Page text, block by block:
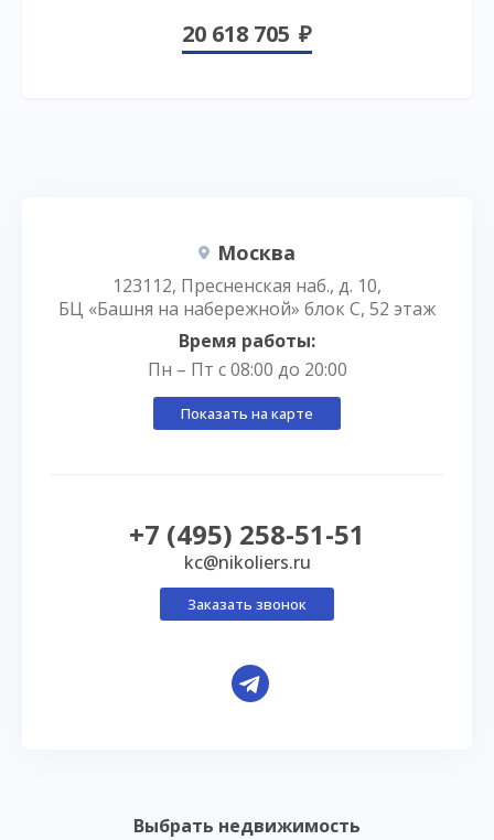
20 618 705
Выбрать недвижимость
Москва
123112, Пресненская наб., д. 10,
БЦ «Башня на набережной» блок С, 52 этаж
Время работы:
Пн – Пт с 08:00 до 20:00
Показать на карте
+7 (495) 258-51-51
kc@nikoliers.ru
Заказать звонок